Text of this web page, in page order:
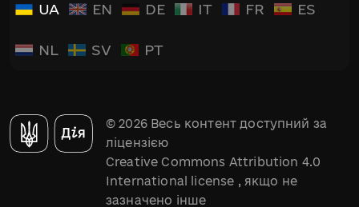
UA EN DE IT FR ES
NL SV PT
© 2026 Весь контент доступний за
ліцензією
Creative Commons Attribution 4.0
International license , якщо не
зазначено інше